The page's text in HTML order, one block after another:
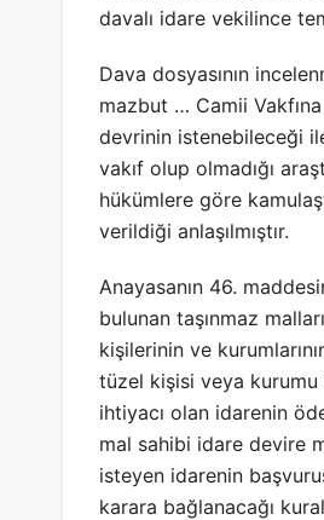
davalı idare vekilince
Dava dosyasının
mazbut … Camii
devrinin istenebileceği
vakıf olup olmadığı
hükümlere göre
verildiği anlaşılmıştır.
Anayasanın 46.
bulunan taşınmaz
kişilerinin ve
tüzel kişisi veya kurumu
ihtiyacı olan idarenin
mal sahibi idare devire
isteyen idarenin
karara bağlanacağı